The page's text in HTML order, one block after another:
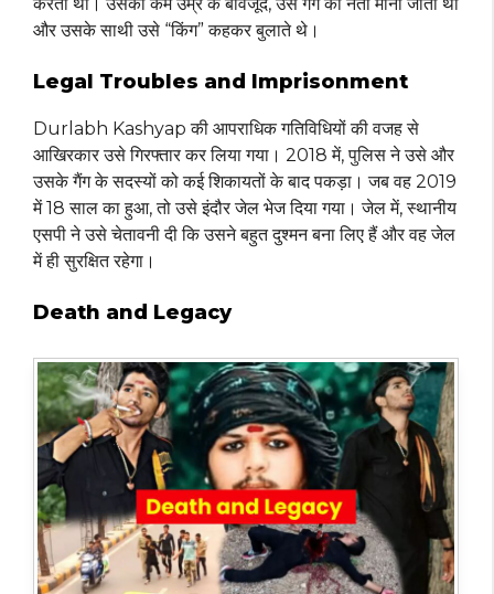
और उसके साथी उसे “किंग” कहकर बुलाते थे।
Legal Troubles and Imprisonment
Durlabh Kashyap की आपराधिक गतिविधियों की वजह से
आखिरकार उसे गिरफ्तार कर लिया गया। 2018 में, पुलिस ने उसे और
उसके गैंग के सदस्यों को कई शिकायतों के बाद पकड़ा। जब वह 2019
में 18 साल का हुआ, तो उसे इंदौर जेल भेज दिया गया। जेल में, स्थानीय
एसपी ने उसे चेतावनी दी कि उसने बहुत दुश्मन बना लिए हैं और वह जेल
में ही सुरक्षित रहेगा।
Death and Legacy